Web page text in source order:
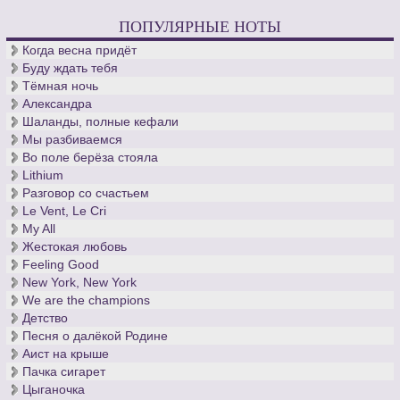
ПОПУЛЯРНЫЕ НОТЫ
Когда весна придёт
Буду ждать тебя
Тёмная ночь
Александра
Шаланды, полные кефали
Мы разбиваемся
Во поле берёза стояла
Lithium
Разговор со счастьем
Le Vent, Le Cri
My All
Жестокая любовь
Feeling Good
New York, New York
We are the champions
Детство
Песня о далёкой Родине
Аист на крыше
Пачка сигарет
Цыганочка